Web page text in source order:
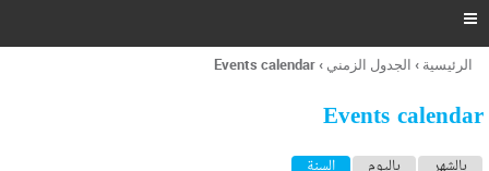
ر
ل
ح

أنت
هنا
الرئيسية › الجدول الزمني ›
Events calendar
Events calendar